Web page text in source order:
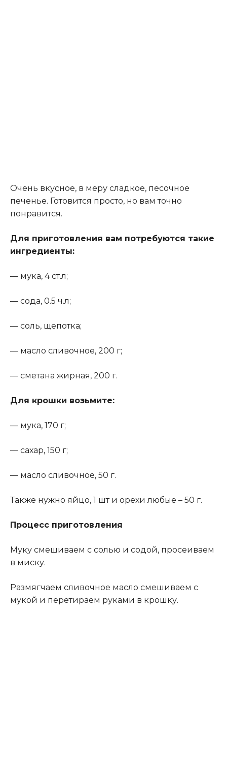
Очень вкусное, в меру сладкое, песочное
печенье. Готовится просто, но вам точно
понравится.
Для приготовления вам потребуются такие
ингредиенты:
— мука, 4 ст.л;
— сода, 0.5 ч.л;
— соль, щепотка;
— масло сливочное, 200 г;
— сметана жирная, 200 г.
Для крошки возьмите:
— мука, 170 г;
— сахар, 150 г;
— масло сливочное, 50 г.
Также нужно яйцо, 1 шт и орехи любые – 50 г.
Процесс приготовления
Муку смешиваем с солью и содой, просеиваем
в миску.
Размягчаем сливочное масло смешиваем с
мукой и перетираем руками в крошку.